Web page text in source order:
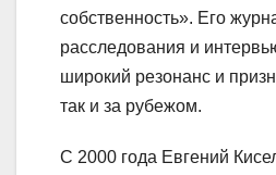
собственность». Его
расследования и
широкий резонанс и
так и за рубежом.
С 2000 года Евгений